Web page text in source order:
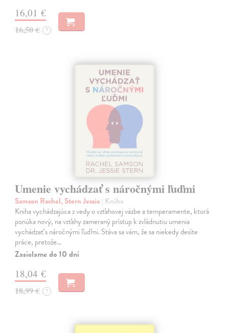
16,01 €
16,50 € ?
Umenie vychádzať s náročnými ľuďmi
Samson Rachel, Stern Jessie | Kniha
Kniha vychádzajúca z vedy o vzťahovej väzbe a temperamente, ktorá
ponúka nový, na vzťahy zameraný prístup k zvládnutiu umenia
vychádzať s náročnými ľuďmi. Stáva sa vám, že sa niekedy desíte
práce, pretože…
Zasielame do 10 dní
18,04 €
18,99 € ?